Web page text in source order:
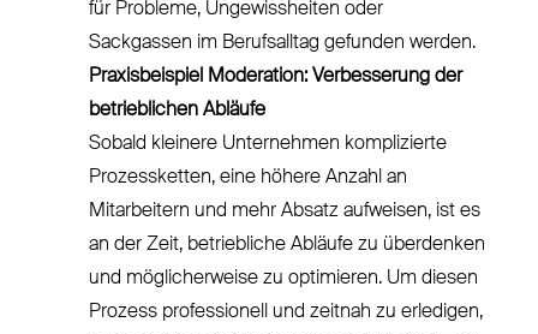
für Probleme, Ungewissheiten oder
Sackgassen im Berufsalltag gefunden werden.
Praxisbeispiel Moderation: Verbesserung der
betrieblichen Abläufe
Sobald kleinere Unternehmen komplizierte
Prozessketten, eine höhere Anzahl an
Mitarbeitern und mehr Absatz aufweisen, ist es
an der Zeit, betriebliche Abläufe zu überdenken
und möglicherweise zu optimieren. Um diesen
Prozess professionell und zeitnah zu erledigen,